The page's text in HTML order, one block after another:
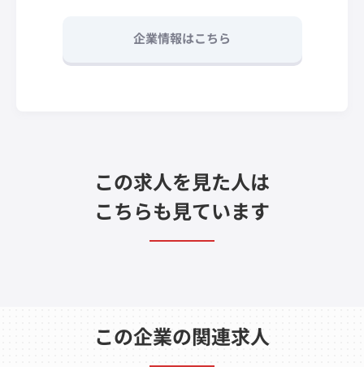
企業情報はこちら
この求人を見た人は
こちらも見ています
この企業の関連求人